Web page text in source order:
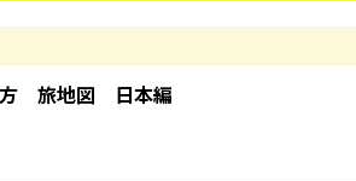
方 旅地図 日本編